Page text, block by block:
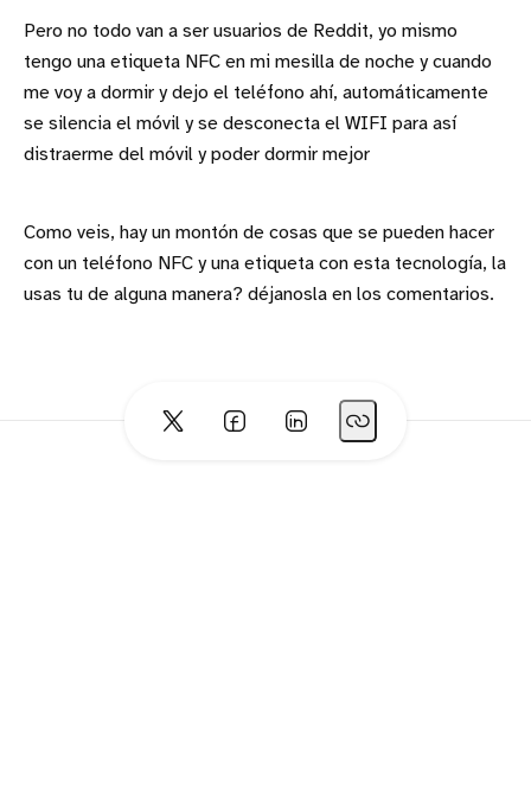
Pero no todo van a ser usuarios de Reddit, yo mismo
tengo una etiqueta NFC en mi mesilla de noche y cuando
me voy a dormir y dejo el teléfono ahí, automáticamente
se silencia el móvil y se desconecta el WIFI para así
distraerme del móvil y poder dormir mejor
Como veis, hay un montón de cosas que se pueden hacer
con un teléfono NFC y una etiqueta con esta tecnología, la
usas tu de alguna manera? déjanosla en los comentarios.